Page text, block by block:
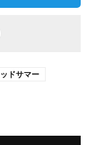
ドサマー